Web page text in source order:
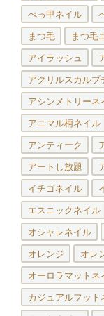
べっ甲ネイル
まつ毛 まつ毛
アイラッシュ
アクリルスカルプ
アシンメトリーネ
アニマル柄ネイル
アンティーク
アートし放題
イチゴネイル
エスニックネイル
オシャレネイル
オレンジ オレ
オーロラマットネ
カジュアルフット